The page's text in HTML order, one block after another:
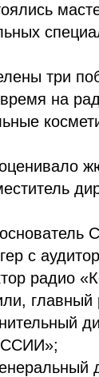
три
на
с
радио
главный